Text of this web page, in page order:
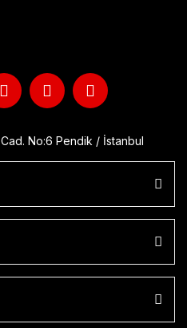
Cad. No:6 Pendik / İstanbul